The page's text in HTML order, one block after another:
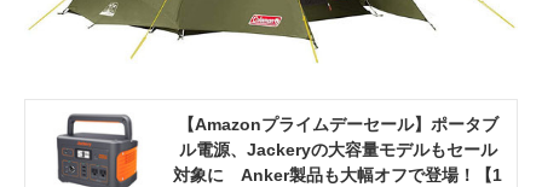
ITエンジニア向け専門サイト
IT製品の技術・比較・事例
【Amazonプライムデーセール】ポータブ
ル電源、Jackeryの大容量モデルもセール
対象に Anker製品も大幅オフで登場！【1